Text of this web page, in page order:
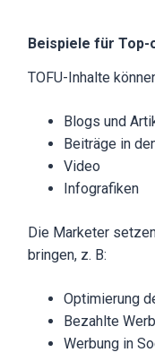
Beispiele für Top-
TOFU-Inhalte
Blogs und
Beiträge in
Video
Infografiken
Die Marketer
bringen, z. B:
Optimierung
Bezahlte
Werbung in